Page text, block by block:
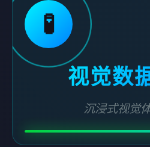
🧪
视觉数
沉浸式视觉